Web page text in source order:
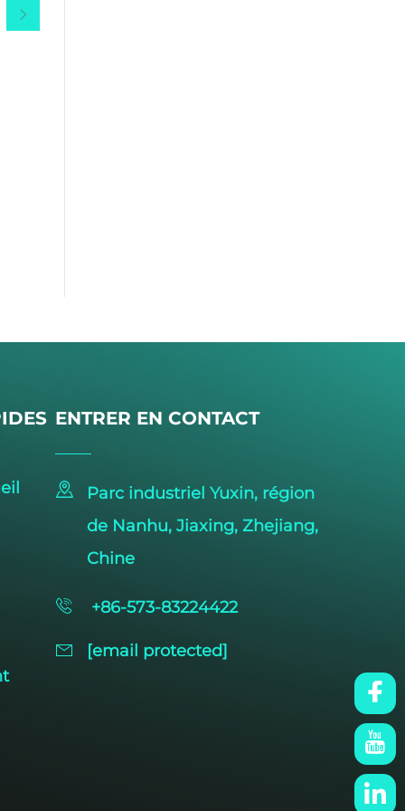
ENTRER EN CONTACT
Parc industriel Yuxin, région
de Nanhu, Jiaxing, Zhejiang,
Chine
+86-573-83224422
[email protected]